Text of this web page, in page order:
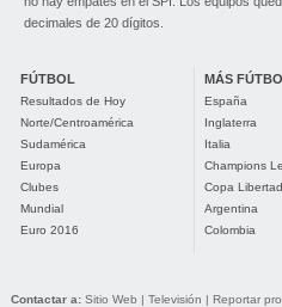
decimales de 20 dígitos.
FÚTBOL
Resultados de Hoy
Norte/Centroamérica
Sudamérica
Europa
Clubes
Mundial
Euro 2016
MÁS
España
Inglaterra
Italia
Champions
Copa
Argentina
Colombia
Contactar a: Sitio Web | Televisión | Reportar